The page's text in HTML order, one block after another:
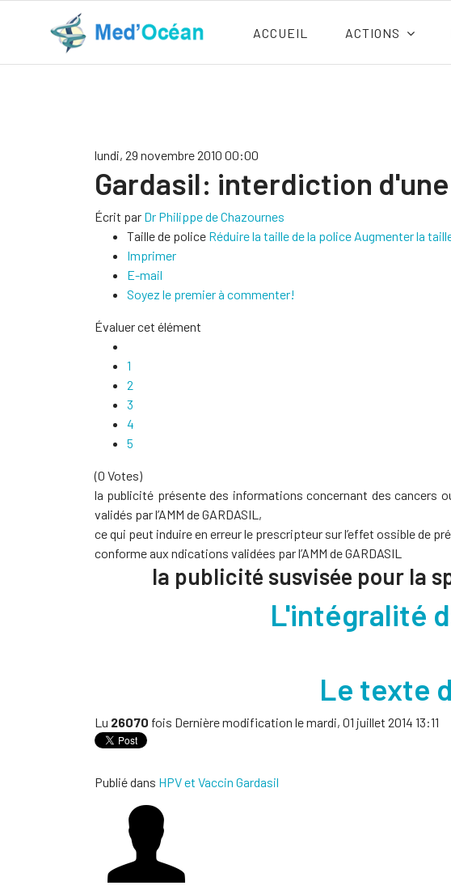
ACCUEIL ACTIONS
lundi, 29 novembre 2010 00:00
Gardasil: interdiction
Écrit par Dr Philippe de Chazournes
Taille de police Réduire la taille de la police Augmenter la
Imprimer
E-mail
Soyez le premier à commenter!
Évaluer cet élément
1
2
3
4
5
(0 Votes)
la publicité présente des informations concernant des cancers
validés par l’AMM de GARDASIL,
ce qui peut induire en erreur le prescripteur sur l’effet ossible de
conforme aux ndications validées par l’AMM de GARDASIL
la publicité susvisée pour la
L'intégralité
Le texte
Lu 26070 fois Dernière modification le mardi, 01 juillet 2014 13:11
Publié dans HPV et Vaccin Gardasil